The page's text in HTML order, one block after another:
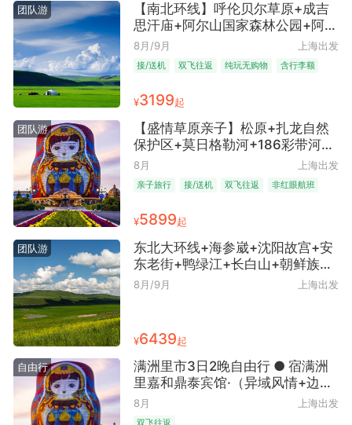
团队游
【南北环线】呼伦贝尔草原+成吉
思汗庙+阿尔山国家森林公园+阿尔
山天池+额尔古纳湿地+黑山头+中
俄互贸免税区+满洲里国门+套娃景
区+查干湖+知北村8日7晚跟团游
● 通化往返 一晚升级5钻温泉酒店
赠送去程上海市区拼车送机服务
8月/9月 上海出发
接/送机 双飞往返 纯玩无购物
含行李额
¥3199起
团队游
【盛情草原亲子】松原+扎龙自然
保护区+莫日格勒河+186彩带河
+呼和诺尔湖+成吉思汗广场+满洲
里免税区+满洲里国门+套娃广场
+哈工大+哈尔滨中央大街+松原8
日7晚跟团游 ● 松原进出 船游查干
湖 穿越草原 观丹顶鹤放飞 喂食驯
鹿 特色风味餐 亲子小团 10人起发
赠无人机航拍
8月 上海出发
亲子旅行 接/送机 双飞往返
非红眼航班
¥5899起
团队游
东北大环线+海参崴+沈阳故宫+安
东老街+鸭绿江+长白山+朝鲜族民
俗村+图们口岸+防川风景区+哈尔
+额尔古纳湿地+满洲里+呼伦贝尔
草原+扎龙湿地16日15晚跟团游 ●
深度体验·国内安排2+1旅游车+沈
阳进哈尔滨回+飞机往返
8月/9月 上海出发
¥6439起
自由行
满洲里市3日2晚自由行 ● 宿满洲
里嘉和鼎泰宾馆·（异域风情+边境
明珠）
8月 上海出发